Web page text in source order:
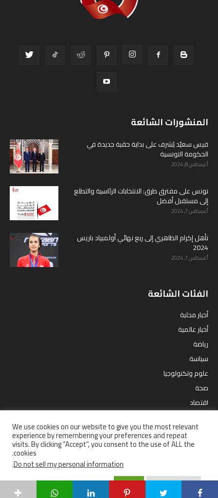
المنشورات الشائعة
قيس سعيّد يُشرف على بداية حقبة جديدة في
الحكومة التونسية
أغسطس 8, 2024
تونس على مفترق طرق: الانتخابات الرئاسية والتطلع
إلى مستقبل أفضل
أغسطس 7, 2024
تأهل إكرام الظاهري إلى ربع نهائي أولمبياد باريس
2024
أغسطس 7, 2024
الفئات الشائعة
أخبار محلية
أخبار عالمية
رياضة
سياسة
علوم وتكنولوجيا
صحة
اقتصاد
ترفيه
إستفتاءات أخبار محلية سياسة
علوم وتكنولوجيا
من نحن ؟
سياسة الخصوصية
جميع الحقوق محفوظة | © 2021
We use cookies on our website to give you the most relevant
experience by remembering your preferences and repeat
visits. By clicking “Accept”, you consent to the use of ALL the
cookies.
Do not sell my personal information
.
Cookie Settings
Accept